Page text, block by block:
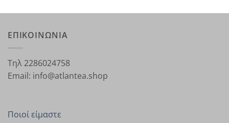
ΕΠΙΚΟΙΝΩΝΙΑ
Τηλ 2286024758
Email: info@atlantea.shop
Ποιοί είμαστε